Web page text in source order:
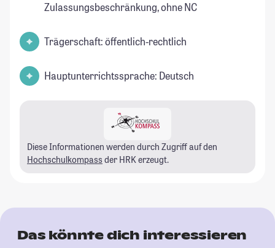
Zulassungsbeschränkung, ohne NC
Trägerschaft: öffentlich-rechtlich
Hauptunterrichtssprache: Deutsch
Diese Informationen werden durch Zugriff auf den
Hochschulkompass der HRK erzeugt.
Das könnte dich interessieren